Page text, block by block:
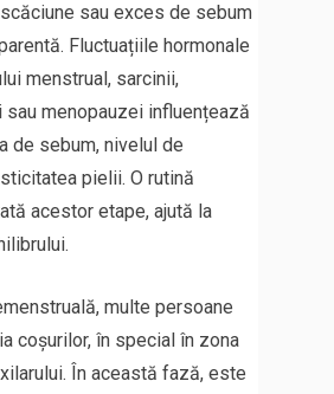
sau exces de sebum
Fluctuațiile hormonale
menstrual, sarcinii,
menopauzei influențează
de sebum, nivelul de
pielii. O rutină
acestor etape, ajută la
multe persoane
coșurilor, în special în zona
În această fază, este